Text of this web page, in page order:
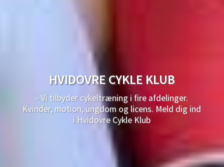
HVIDOVRE CYKLE KLUB
- Vi tilbyder cykeltræning i fire afdelinger.
Kvinder, motion, ungdom og licens. Meld dig ind
i Hvidovre Cykle Klub